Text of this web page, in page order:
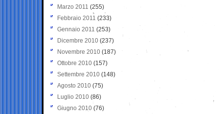
Marzo 2011 (255)
Febbraio 2011 (233)
Gennaio 2011 (253)
Dicembre 2010 (237)
Novembre 2010 (187)
Ottobre 2010 (157)
Settembre 2010 (148)
Agosto 2010 (75)
Luglio 2010 (86)
Giugno 2010 (76)